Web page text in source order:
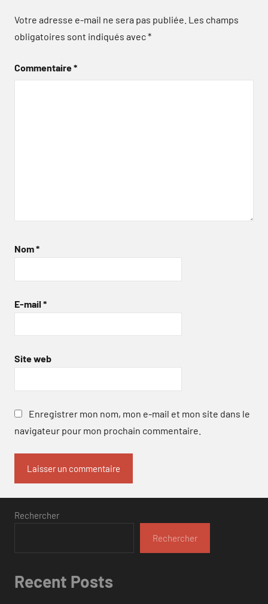
Votre adresse e-mail ne sera pas publiée. Les champs
obligatoires sont indiqués avec*
Commentaire*
Nom*
E-mail *
Site web
Enregistrer mon nom, mon e-mail et mon site dans le
navigateur pour mon prochain commentaire.
Rechercher
Rechercher
Recent Posts